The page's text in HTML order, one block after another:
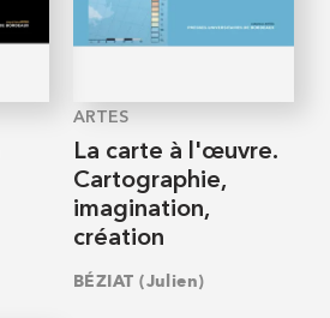
ARTES
La carte à l'œuvre.
Cartographie,
imagination,
création
BÉZIAT (Julien)